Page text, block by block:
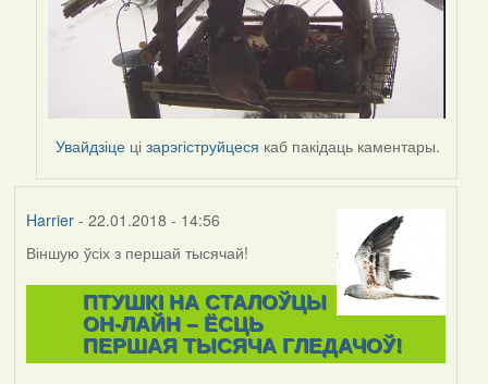
Увайдзіце цізарэгіструйцеся каб пакідаць каментары.
Harrier- 22.01.2018 - 14:56
Віншую ўсіх з першай тысячай!
ПТУШКІ НА СТАЛОЎЦЫ
ОН-ЛАЙН – ЁСЦЬ
ПЕРШАЯ ТЫСЯЧА ГЛЕДАЧОЎ!